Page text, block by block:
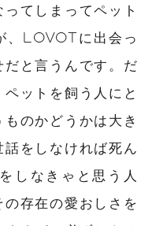
てしまってペット
、LOVOTに出会っ
と言うんです。だ
ットを飼う人にと
のかどうかは大き
をしなければ死ん
しなきゃと思う人
存在の愛おしさを